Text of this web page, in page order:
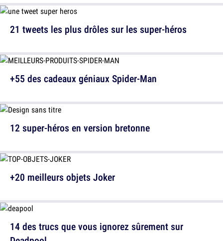
+55 des cadeaux géniaux Spider-Man
+20 meilleurs objets Joker
21 tweets les plus drôles sur les super-héros
12 super-héros en version bretonne
14 des trucs que vous ignorez sûrement sur